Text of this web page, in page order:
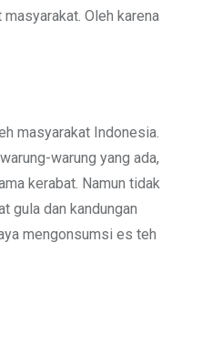
Oleh karena
masyarakat Indonesia.
warung yang ada,
kerabat. Namun tidak
gula dan kandungan
mengonsumsi es teh